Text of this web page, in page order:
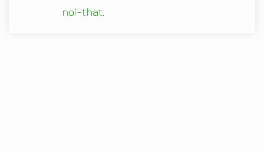
noi-that